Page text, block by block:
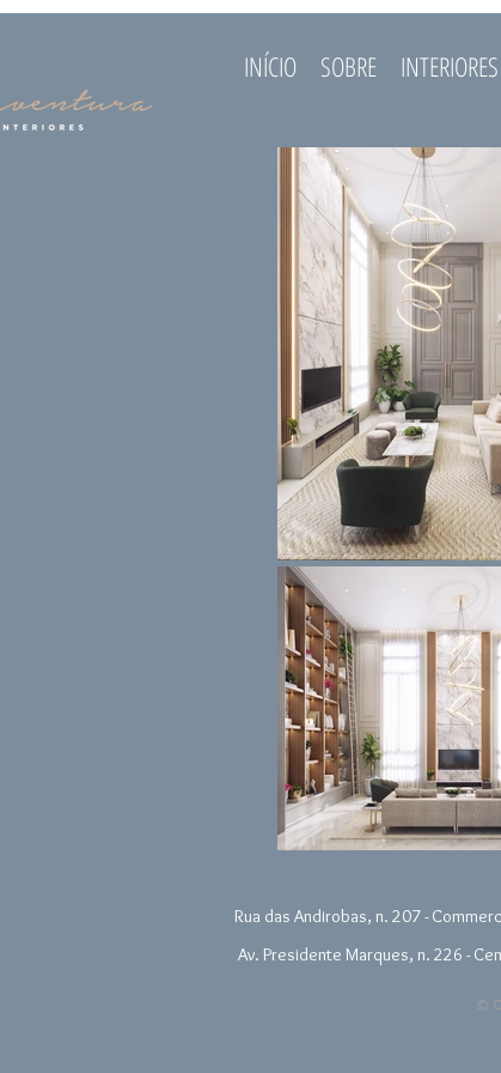
INÍCIO SOBRE INTERIORES
Rua das Andirobas, n. 207 -
Av. Presidente Marques, n. 226 -
©